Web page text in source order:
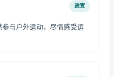
适宜
与户外运动，尽情感受运